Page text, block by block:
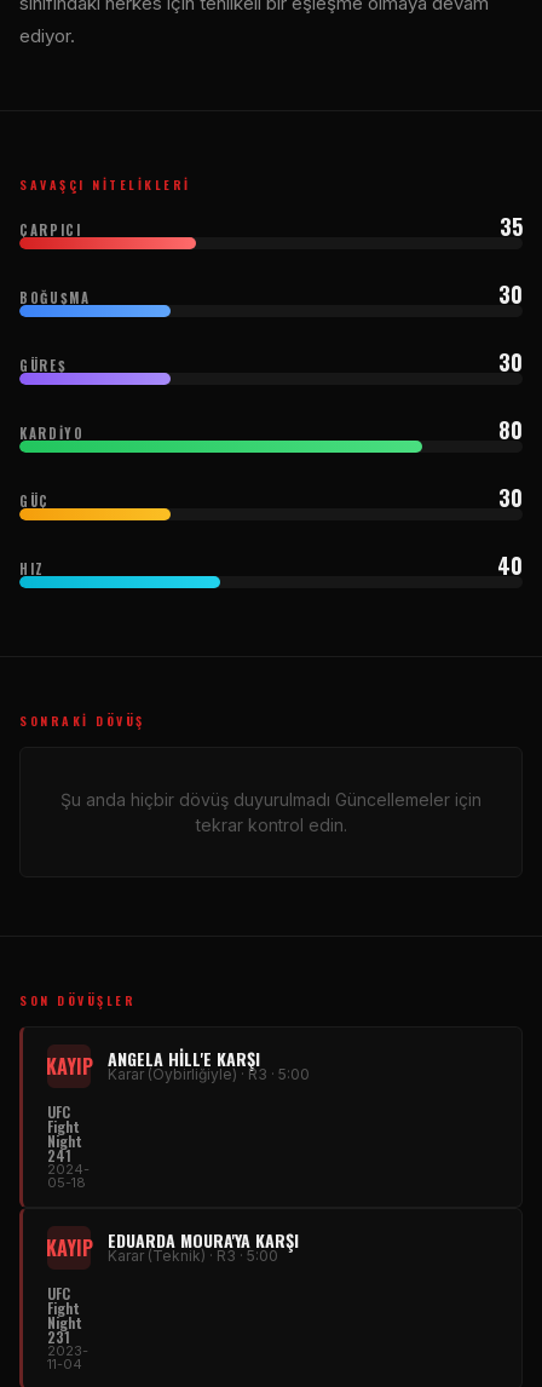
ediyor.
SAVAŞÇI NITELIKLERI
ÇARPICI 35
BOĞUŞMA 30
GÜREŞ 30
KARDIYO 80
GÜÇ 30
HIZ 40
SONRAKI DÖVÜŞ
Şu anda hiçbir dövüş duyurulmadı Güncellemeler için
tekrar kontrol edin.
SON DÖVÜŞLER
KAYIP ANGELA HILL'E KARŞI
Karar (Oybirliğiyle) · R3 · 5:00
UFC
Fight
Night
241
2024-
05-18
KAYIP EDUARDA MOURA'YA KARŞI
Karar (Teknik) · R3 · 5:00
UFC
Fight
Night
231
2023-
11-04